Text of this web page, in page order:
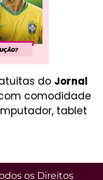
do Jornal
comodidade
tablet
os Direitos